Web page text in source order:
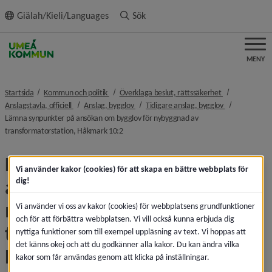
innehållet
Giälah/Kieli/Languages Sök
MENY
Startsida Kommun och politik nivå i brödsmulenavigeringen
Överklaga beslut, rättssäkerhet nivå i
Anslagstavla, officiell
nivå i brödsmulenavigeringen
Anslag, bygglov nivå i brödsmulenavigeringen
Tidigare anslag, bygglov nivå i
Lämna synpunkter på ansökan om bygglov för nybyggnad av
transformatorstation, Håkmark 10:2nivå i brödsmulenavigeringen
Lämna synpunkter på
ansökan om bygglov för
nybyggnad av
transformatorstation,
Håkmark 10:2
Vi använder kakor (cookies) för att skapa en bättre webbplats för
dig!
Vi använder vi oss av kakor (cookies) för webbplatsens grundfunktioner
och för att förbättra webbplatsen. Vi vill också kunna erbjuda dig
nyttiga funktioner som till exempel uppläsning av text. Vi hoppas att
det känns okej och att du godkänner alla kakor. Du kan ändra vilka
kakor som får användas genom att klicka på inställningar.